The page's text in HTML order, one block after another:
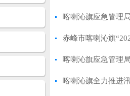
喀喇沁旗应急管理
赤峰市喀喇沁旗
喀喇沁旗应急管理
喀喇沁旗全力推进